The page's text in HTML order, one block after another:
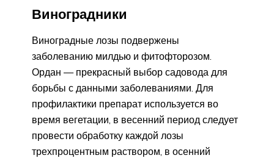
Виноградники
Виноградные лозы подвержены
заболеванию милдью и фитофторозом.
Ордан — прекрасный выбор садовода для
борьбы с данными заболеваниями. Для
профилактики препарат используется во
время вегетации, в весенний период следует
провести обработку каждой лозы
трехпроцентным раствором, в осенний